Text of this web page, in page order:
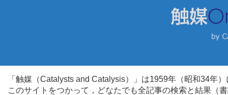
「触媒（Catalysts and Catalysis）」は1959年（昭和34年
このサイトをつかって，どなたでも全記事の検索と結果（